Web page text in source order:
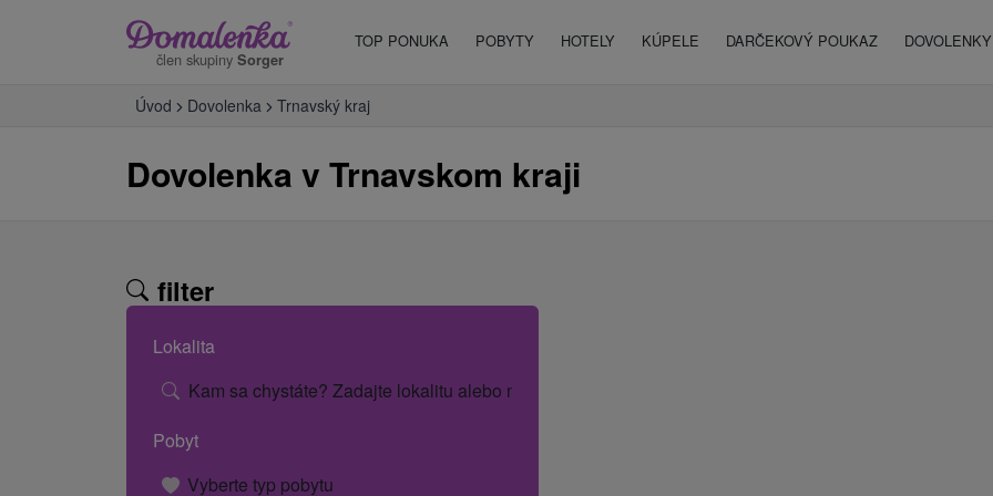
člen skupiny Sorger
TOP PONUKA POBYTY HOTELY KÚPELE DARČEKOVÝ POUKAZ
Úvod Dovolenka Trnavský kraj
Dovolenka v Trnavskom kraji
filter
Lokalita
Kam sa chystáte? Zadajte lokalitu alebo názov hotela.
Pobyt
Vyberte typ pobytu